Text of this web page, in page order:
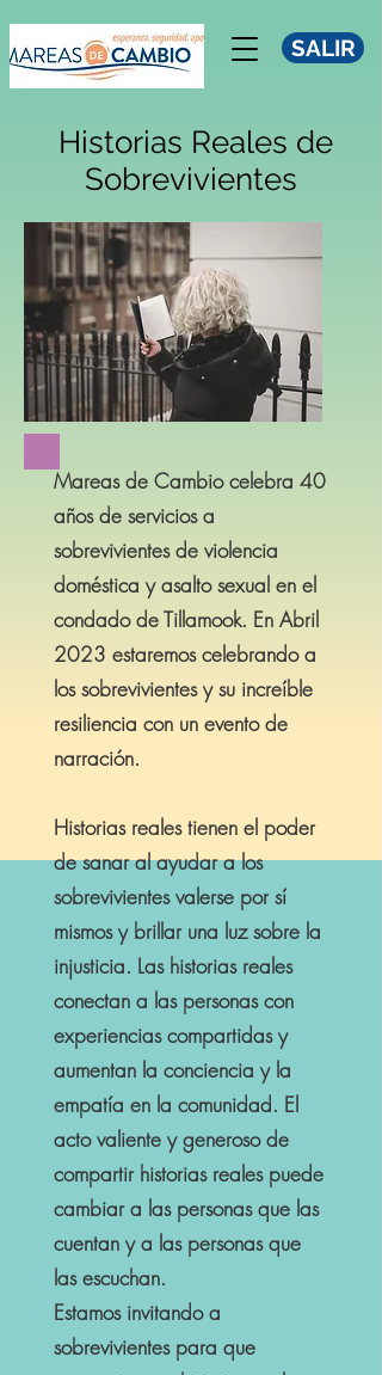
SALIR
Historias Reales de
Sobrevivientes
Mareas de Cambio celebra 40
años de servicios a
sobrevivientes de violencia
doméstica y asalto sexual en el
condado de Tillamook. En Abril
2023 estaremos celebrando a
los sobrevivientes y su increíble
resiliencia con un evento de
narración.
Historias reales tienen el poder
de sanar al ayudar a los
sobrevivientes valerse por sí
mismos y brillar una luz sobre la
injusticia. Las historias reales
conectan a las personas con
experiencias compartidas y
aumentan la conciencia y la
empatía en la comunidad. El
acto valiente y generoso de
compartir historias reales puede
cambiar a las personas que las
cuentan y a las personas que
las escuchan.
Estamos invitando a
sobrevivientes para que